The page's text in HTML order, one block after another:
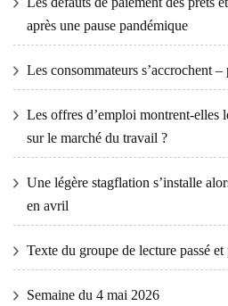
après une pause pandémique
Les consommateurs s’accrochent –
Les offres d’emploi montrent-elles
sur le marché du travail ?
Une légère stagflation s’installe
en avril
Texte du groupe de lecture passé
Semaine du 4 mai 2026